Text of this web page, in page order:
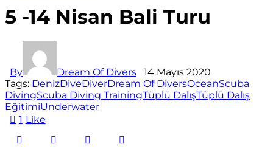
5 -14 Nisan Bali Turu
By Dream Of Divers
14 Mayıs 2020
Tags: DenizDiveDiverDream Of DiversOceanScuba
DivingScuba Diving TrainingTüplü DalışTüplü Dalış
EğitimiUnderwater
1 Like